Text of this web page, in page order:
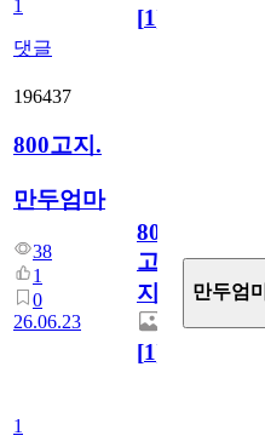
1
댓글
[1]
196437
800고지.
만두엄마
38
1
0
26.06.23
1
800
고
지.
[1]
만두엄